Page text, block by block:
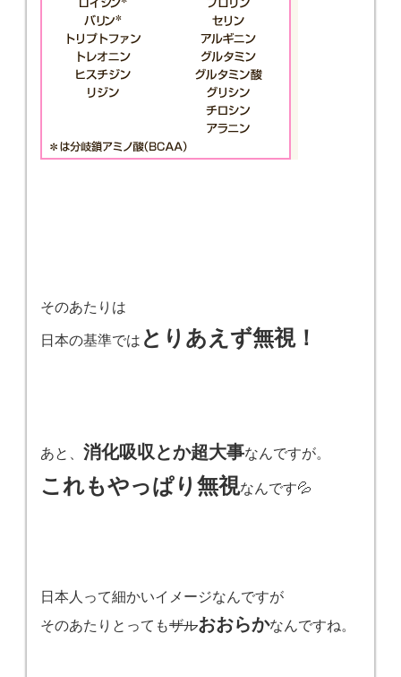
そのあたりは
日本の基準では とりあえず無視！
あと、 消化吸収とか超大事なんですが。
これもやっぱり無視なんです💦
日本人って細かいイメージなんですが
そのあたりとってもザルおおらかなんですね。